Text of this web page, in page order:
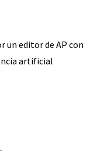
un editor de AP con
artificial